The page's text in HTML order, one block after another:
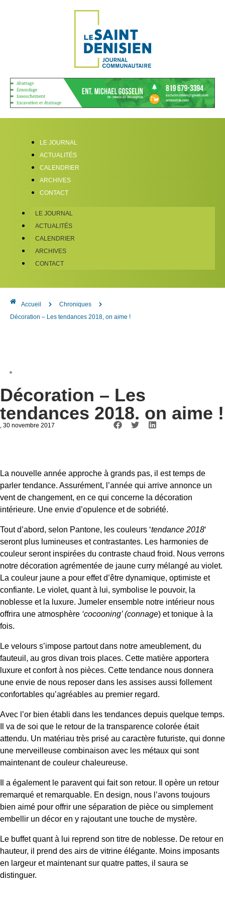
LE JOURNAL
ACTUALITÉS
CALENDRIER
ARCHIVES
CONTACT
LE JOURNAL
ACTUALITÉS
CALENDRIER
ARCHIVES
CONTACT
Accueil
Chroniques
Décoration – Les tendances 2018, on aime !
Décoration – Les
tendances 2018, on aime !
, 30 novembre 2017
La nouvelle année approche à grands pas, il est temps de
parler tendance. Assurément, l’année qui arrive annonce un
vent de changement, en ce qui concerne la décoration
intérieure. Une envie d’opulence et de sobriété.
Tout d’abord, selon Pantone, les couleurs ‘tendance 2018‘
seront plus lumineuses et contrastantes. Les harmonies de
couleur seront inspirées du contraste chaud froid. Nous verrons
notre décoration agrémentée de jaune curry mélangé au violet.
La couleur jaune a pour effet d’être dynamique, optimiste et
confiante. Le violet, quant à lui, symbolise le pouvoir, la
noblesse et la luxure. Jumeler ensemble notre intérieur nous
offrira une atmosphère ‘cocooning’ (connage) et tonique à la
fois.
Le velours s’impose partout dans notre ameublement, du
fauteuil, au gros divan trois places. Cette matière apportera
luxure et confort à nos pièces. Cette tendance nous donnera
une envie de nous reposer dans les assises aussi follement
confortables qu’agréables au premier regard.
Avec l’or bien établi dans les tendances depuis quelque temps.
Il va de soi que le retour de la transparence colorée était
attendu. Un matériau très prisé au caractère futuriste, qui donne
une merveilleuse combinaison avec les métaux qui sont
maintenant de couleur chaleureuse.
Il a également le paravent qui fait son retour. Il opère un retour
remarqué et remarquable. En design, nous l’avons toujours
bien aimé pour offrir une séparation de pièce ou simplement
embellir un décor en y rajoutant une touche de mystère.
Le buffet quant à lui reprend son titre de noblesse. De retour en
hauteur, il prend des airs de vitrine élégante. Moins imposants
en largeur et maintenant sur quatre pattes, il saura se
distinguer.